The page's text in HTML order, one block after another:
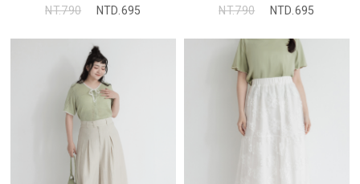
NT.790
NTD.695
NT.790
NTD.695